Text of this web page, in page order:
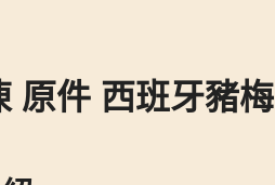
原件 西班牙豬梅